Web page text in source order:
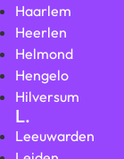
Haarlem
Heerlen
Helmond
Hengelo
Hilversum
L.
Leeuwarden